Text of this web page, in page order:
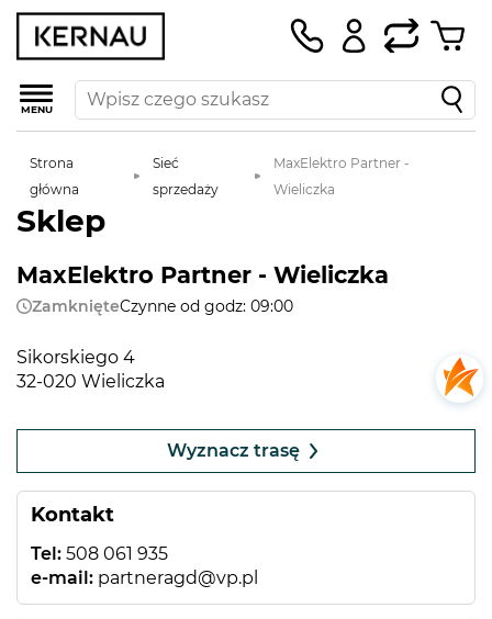
MENU
Strona
główna
Sieć
sprzedaży
MaxElektro Partner -
Wieliczka
Sklep
MaxElektro Partner - Wieliczka
ZamknięteCzynne od godz: 09:00
Sikorskiego 4
32-020 Wieliczka
Kontakt
Tel: 508 061 935
e-mail: partneragd@vp.pl
−
contributors
Wyznacz trasę